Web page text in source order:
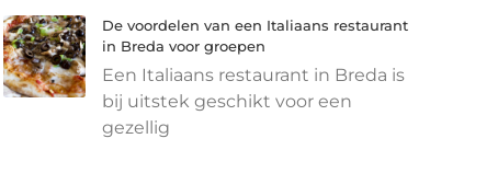
De voordelen van een Italiaans restaurant
in Breda voor groepen
Een Italiaans restaurant in Breda is
bij uitstek geschikt voor een
gezellig